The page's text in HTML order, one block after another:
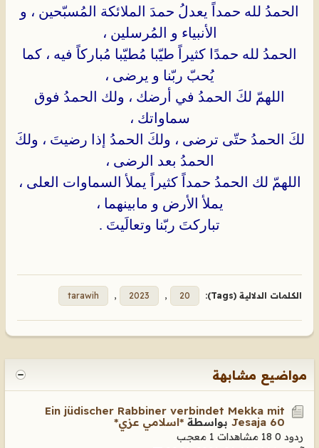
الحمدُ لله حمداً يعدلُ حمدَ الملائكة المُسبّحين ، و
الأنبياء و المُرسلين ،
الحمدُ لله حمدًا كثيراً طيّبا مُطيّبا مُباركاً فيه ، كما
يُحبّ ربّنا و يرضى ،
اللهمّ لكَ الحمدُ في أرضك ، ولك الحمدُ فوق
سماواتك ،
لكَ الحمدُ حتّى ترضى ، ولكَ الحمدُ إذا رضيتَ ، ولكَ
الحمدُ بعد الرضى ،
اللهمّ لك الحمدُ حمداً كثيراً يملأ السماوات العلى ،
يملأ الأرض و مابينهما ،
تباركتَ ربّنا وتعالَيتَ .
الكلمات الدلالية (Tags): 20
,
2023
,
tarawih
مواضيع مشابهة
Ein jüdischer Rabbiner verbindet Mekka mit
Jesaja 60 بواسطة *اسلامي عزي*
ردود 0 18 مشاهدات
1 معجب